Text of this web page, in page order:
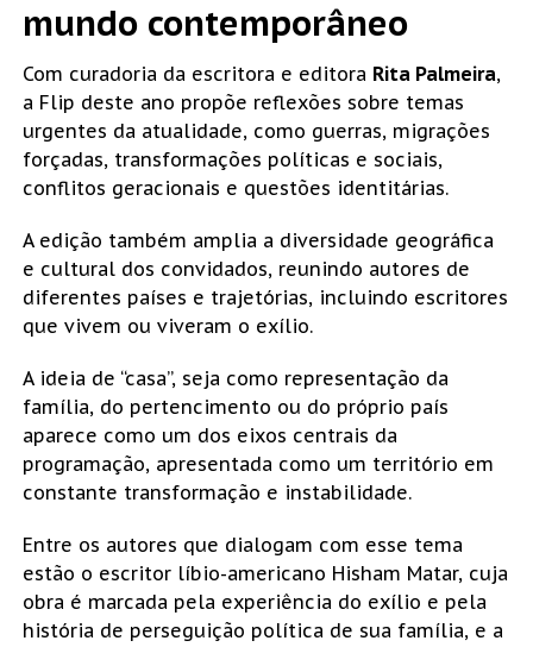
mundo contemporâneo
Com curadoria da escritora e editora Rita Palmeira,
a Flip deste ano propõe reflexões sobre temas
urgentes da atualidade, como guerras, migrações
forçadas, transformações políticas e sociais,
conflitos geracionais e questões identitárias.
A edição também amplia a diversidade geográfica
e cultural dos convidados, reunindo autores de
diferentes países e trajetórias, incluindo escritores
que vivem ou viveram o exílio.
A ideia de “casa”, seja como representação da
família, do pertencimento ou do próprio país
aparece como um dos eixos centrais da
programação, apresentada como um território em
constante transformação e instabilidade.
Entre os autores que dialogam com esse tema
estão o escritor líbio-americano Hisham Matar, cuja
obra é marcada pela experiência do exílio e pela
história de perseguição política de sua família, e a